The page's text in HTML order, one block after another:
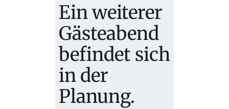
Ein weiterer
Gästeabend
befindet sich
in der
Planung.